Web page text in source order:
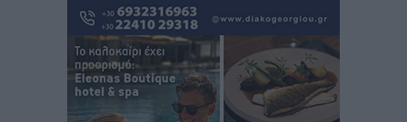
Κλεάνθης: Δουλειές μετά ευχαριστιών στο γήπεδο,
ατομικό για δύο
Αθλητικά• πριν 2 ώρες
Φοίβος: Εν αναμονή του Νίκου Λαζίδη